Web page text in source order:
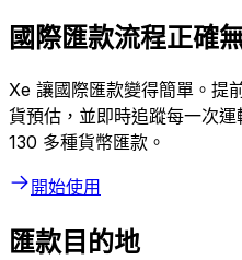
國際匯款流程正確
Xe 讓國際匯款變得簡單。提
貨預估，並即時追蹤每一次
130 多種貨幣匯款。
開始使用
匯款目的地